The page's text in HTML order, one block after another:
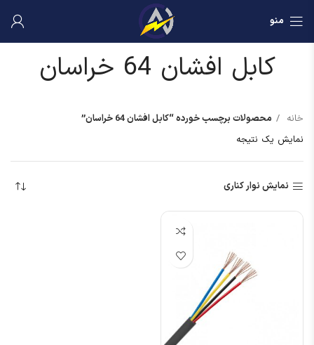
منو
کابل افشان 64 خراسان
خانه
محصولات برچسب خورده “کابل افشان 64 خراسان”
نمایش یک نتیجه
نمایش نوار کناری